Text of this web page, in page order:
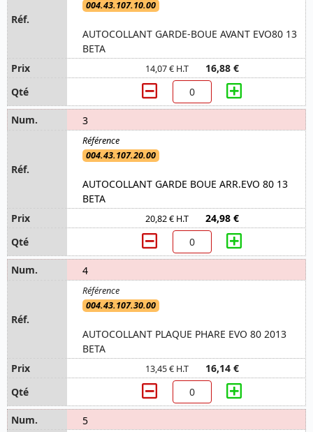
004.43.107.10.00
AUTOCOLLANT GARDE-BOUE AVANT EVO80 13
BETA
14,07 € H.T 16,88 €
3
004.43.107.20.00
AUTOCOLLANT GARDE BOUE ARR.EVO 80 13
BETA
20,82 € H.T 24,98 €
4
004.43.107.30.00
AUTOCOLLANT PLAQUE PHARE EVO 80 2013
BETA
13,45 € H.T 16,14 €
5